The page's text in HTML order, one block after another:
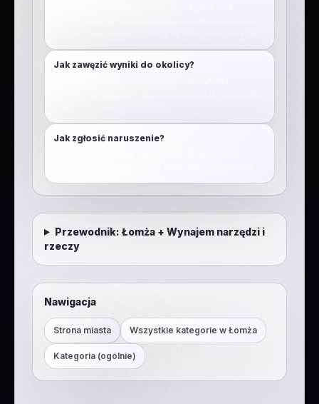
Jak zawęzić wyniki do okolicy?
Jak zgłosić naruszenie?
Przewodnik: Łomża+ Wynajem narzędzi i
rzeczy
Nawigacja
Strona miasta Wszystkie kategorie w Łomża
Kategoria (ogólnie)